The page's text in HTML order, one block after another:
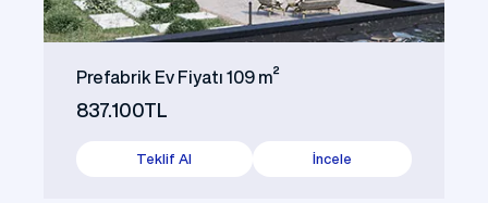
Prefabrik Ev Fiyatı 109 m²
837.100TL
Teklif Al İncele